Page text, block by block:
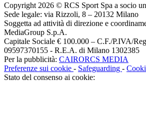
Copyright 2026 © RCS Sport Spa a socio
Sede legale: via Rizzoli, 8 – 20132 Milano
Soggetta ad attività di direzione e
MediaGroup S.p.A.
Capitale Sociale € 100.000 – C.F./P.IVA/
09597370155 - R.E.A. di Milano 1302385
Per la pubblicità: CAIRORCS MEDIA
Preferenze sui cookie - Safeguarding -
Stato del consenso ai cookie: